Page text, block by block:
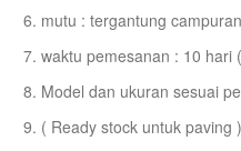
mutu : tergantung
waktu pemesanan : 10 hari
Model dan ukuran sesuai
( Ready stock untuk paving )